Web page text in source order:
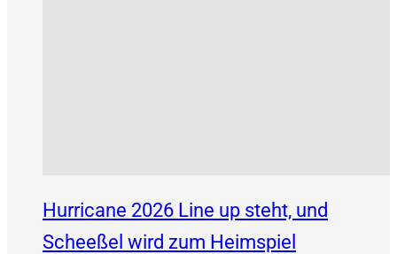
Hurricane 2026 Line up steht, und
Scheeßel wird zum Heimspiel